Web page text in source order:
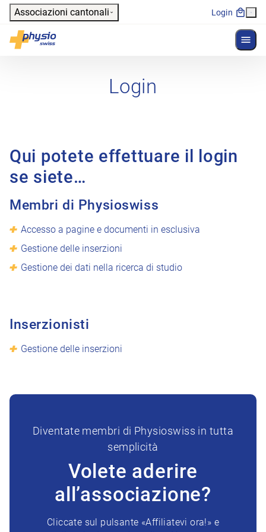
Header
Associazioni cantonali Login
Physioswiss
Navigazione principale
Login
Qui potete effettuare il login
se siete…
Membri di Physioswiss
Accesso a pagine e documenti in esclusiva
Gestione delle inserzioni
Gestione dei dati nella ricerca di studio
Inserzionisti
Gestione delle inserzioni
Diventate membri di Physioswiss in tutta
semplicità
Volete aderire
all’associazione?
Cliccate sul pulsante «Affiliatevi ora!» e